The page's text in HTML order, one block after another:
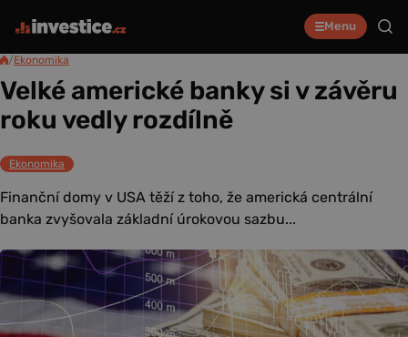
Menu
/Ekonomika
Velké americké banky si v závěru
roku vedly rozdílně
Ekonomika
Finanční domy v USA těží z toho, že americká centrální
banka zvyšovala základní úrokovou sazbu...